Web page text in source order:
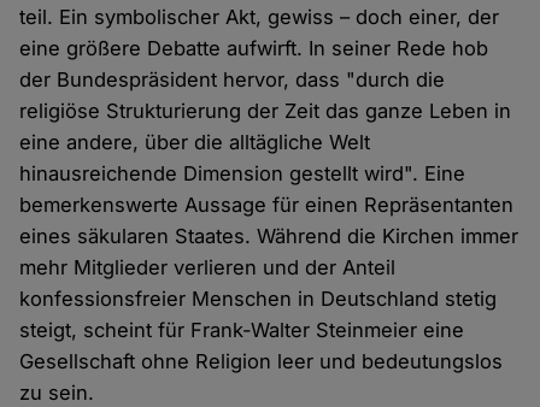
teil. Ein symbolischer Akt, gewiss – doch einer, der
eine größere Debatte aufwirft. In seiner Rede hob
der Bundespräsident hervor, dass "durch die
religiöse Strukturierung der Zeit das ganze Leben in
eine andere, über die alltägliche Welt
hinausreichende Dimension gestellt wird". Eine
bemerkenswerte Aussage für einen Repräsentanten
eines säkularen Staates. Während die Kirchen immer
mehr Mitglieder verlieren und der Anteil
konfessionsfreier Menschen in Deutschland stetig
steigt, scheint für Frank-Walter Steinmeier eine
Gesellschaft ohne Religion leer und bedeutungslos
zu sein.